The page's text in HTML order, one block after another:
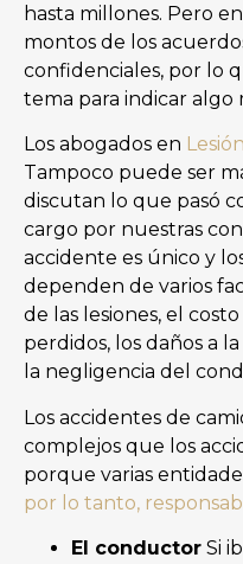
hasta millones. Pero
montos de los
confidenciales, por lo
tema para indicar algo
Los abogados en
Tampoco puede ser
discutan lo que pasó
cargo por nuestras
accidente es único y
dependen de varios
de las lesiones, el
perdidos, los daños a
la negligencia del
Los accidentes de
complejos que los
porque varias
por lo tanto,
El conductor Si